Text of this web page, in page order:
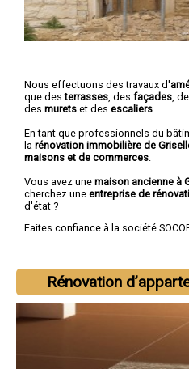
Nous effectuons des travaux d'
que desterrasses , des façades ,
des murets et des escaliers
En tant que professionnels du
la rénovation immobilière de
maisons et de commerces
Vous avez une maison ancienne à
cherchez une entreprise de
d'état ?
Faites confiance à la société
Rénovation